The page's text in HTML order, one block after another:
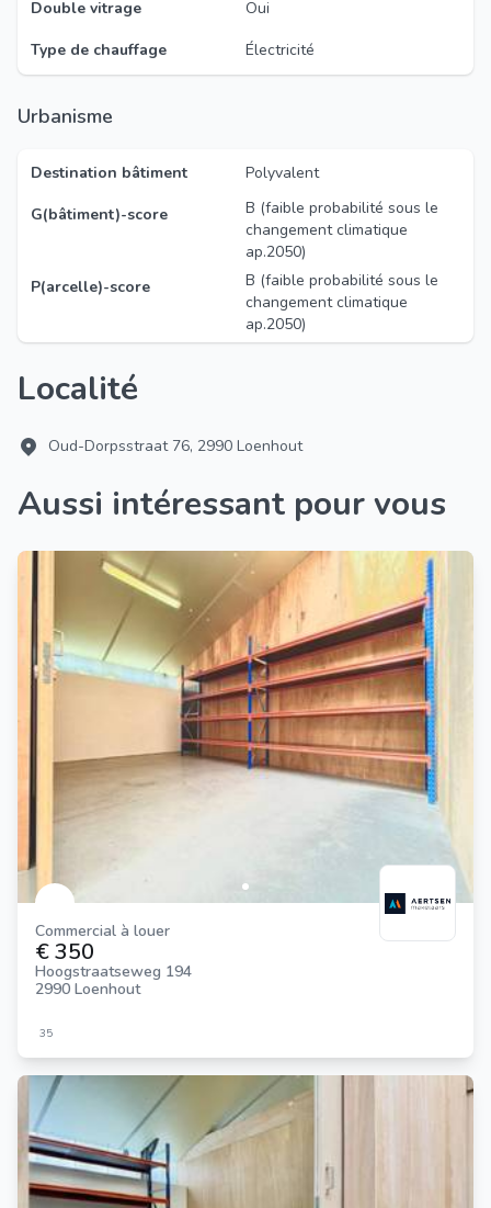
Double vitrage
Oui
Type de chauffage
Électricité
Urbanisme
Destination bâtiment
Polyvalent
G(bâtiment)-score
B (faible probabilité sous le
changement climatique
ap.2050)
P(arcelle)-score
B (faible probabilité sous le
changement climatique
ap.2050)
Localité
Oud-Dorpsstraat 76, 2990 Loenhout
Aussi intéressant pour vous
Commercial à louer
€ 350
Hoogstraatseweg 194
2990 Loenhout
35